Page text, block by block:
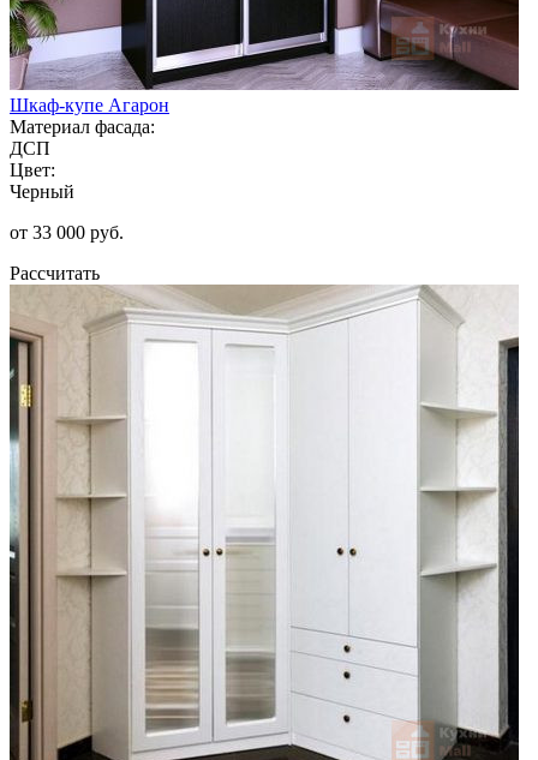
Шкаф-купе Агарон
Материал фасада:
ДСП
Цвет:
Черный
от 33 000 руб.
Рассчитать